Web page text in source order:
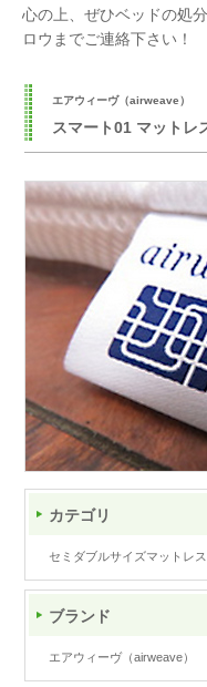
心の上、ぜひベッドの処
ロウまでご連絡下さい！
エアウィーヴ（airweave）
スマート01 マットレ
カテゴリ
セミダブルサイズマットレス
ブランド
エアウィーヴ（airweave）